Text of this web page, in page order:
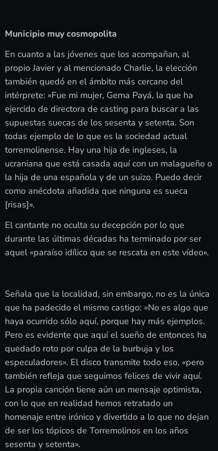
Municipio muy cosmopolita
En cuanto a las jóvenes que los acompañan, al
propio Javier y al mencionado Charlie, la elección
también quedó en el ámbito más cercano del
intérprete: «Fue mi mujer, Gema Payá, la que ha
ejercido de directora de casting para buscar a las
supuestas suecas de los sesenta y setenta. Son
todas ejemplo de lo que es la sociedad actual
torremolinense. Hay una hija de ingleses, la
ucraniana que está casada aquí con un malagueño o
la hija de una española y de un suizo. Puedo decir
como anécdota añadida que ninguna es sueca
[risas]».
El cantante no oculta su decepción por lo que
durante las últimas décadas ha terminado por ser
aquel «paraíso idílico que se rescata en este vídeo».
Señala que la localidad, sin embargo, no es la única
que ha padecido el mismo castigo: «No es algo que
haya ocurrido sólo aquí, porque hay más ejemplos.
Pero es evidente que aquí el sueño de entonces ha
quedado roto por culpa de la burbuja y los
especuladores». El disco transmite todo eso, «pero
también refleja que seguimos felices de vivir aquí.
La propia canción tiene aún un mensaje optimista,
con lo que en realidad hemos retratado un
homenaje entre irónico y divertido a lo que no dejan
de ser los tópicos de Torremolinos en los años
sesenta y setenta».